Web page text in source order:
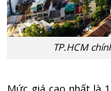
TP.HCM
Mức giá cao nhất là